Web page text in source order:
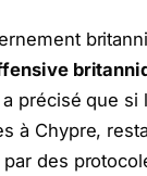
précisé que si
à Chypre,
par des